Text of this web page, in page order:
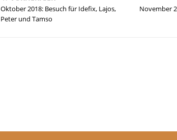
Oktober 2018: Besuch für Idefix, Lajos,
Peter und Tamso
November